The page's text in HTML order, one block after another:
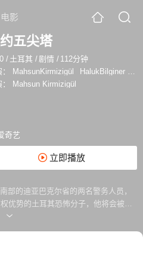
电影
五尖塔
/ 土耳其 /剧情 / 112分钟
MahsunKirmizigül HalukBilginer
Mahsun Kirmizigül
奇艺
立即播放
部的迪亚巴克尔省的两名警务人员，
优势的土耳其恐怖分子，他将会被美
为一个虔诚的穆斯林，他真的是恐怖